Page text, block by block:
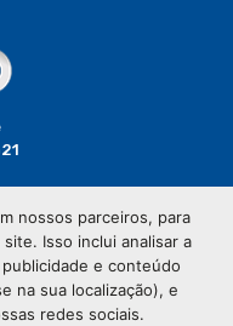
nossos parceiros, para
Isso inclui analisar a
e conteúdo
na sua localização), e
redes sociais.